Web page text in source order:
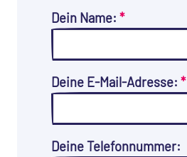
Dein Name: *
Deine E-Mail-Adresse: *
Deine Telefonnummer: